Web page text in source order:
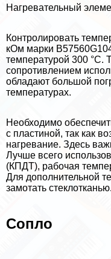
Нагревательный
Контролировать
кОм марки
температурой 300
сопротивлением
обладают большой
температурах.
Необходимо
с пластиной, так как
нагревание. Здесь
Лучше всего
(КПДТ), рабочая
Для дополнительной
замотать стеклотканью.
Сопло